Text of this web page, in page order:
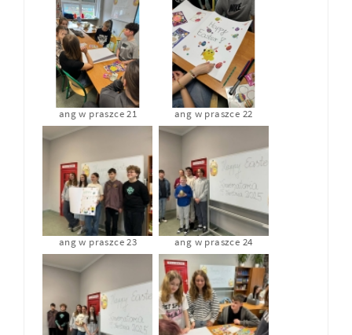
ang w praszce 21 ang w praszce 22
ang w praszce 23 ang w praszce 24